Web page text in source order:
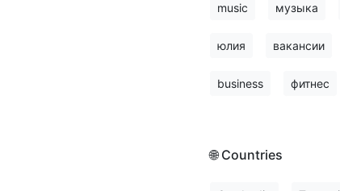
music музыка
юлия вакансии
business фитнес
🌐 Countries